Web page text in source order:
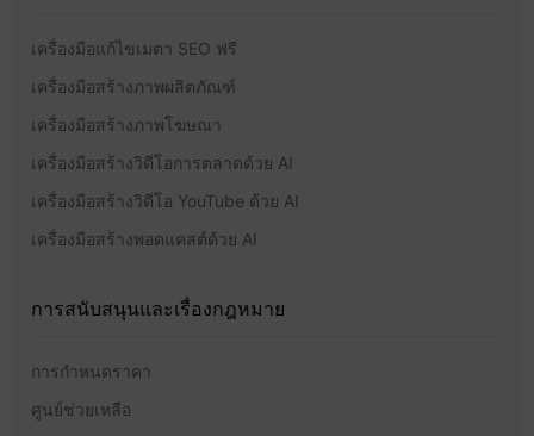
เครื่องมือแก้ไขเมตา SEO ฟรี
เครื่องมือสร้างภาพผลิตภัณฑ์
เครื่องมือสร้างภาพโฆษณา
เครื่องมือสร้างวิดีโอการตลาดด้วย AI
เครื่องมือสร้างวิดีโอ YouTube ด้วย AI
เครื่องมือสร้างพอดแคสต์ด้วย AI
การสนับสนุนและเรื่องกฎหมาย
การกำหนดราคา
ศูนย์ช่วยเหลือ